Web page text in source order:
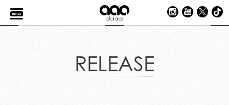
menu
RELEASE